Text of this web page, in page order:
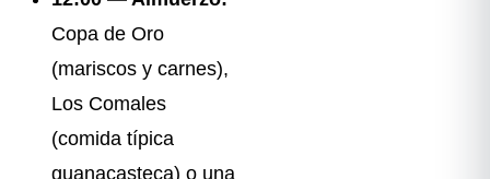
Copa de Oro
(mariscos y carnes),
Los Comales
(comida típica
guanacasteca) o una